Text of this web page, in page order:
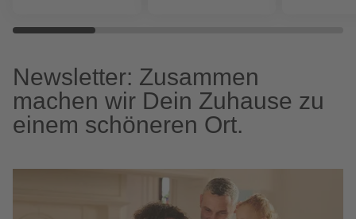
Newsletter: Zusammen
machen wir Dein Zuhause zu
einem schöneren Ort.